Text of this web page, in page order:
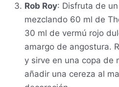
Rob Roy: Disfruta de
mezclando 60 ml de
30 ml de vermú rojo
amargo de angostura.
y sirve en una copa de
añadir una cereza al